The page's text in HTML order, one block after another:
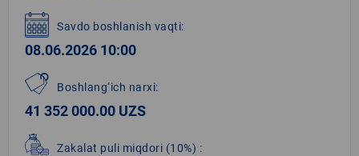
Savdo boshlanish vaqti:
08.06.2026 10:00
Boshlang‘ich narxi:
41 352 000.00 UZS
Zakalat puli miqdori (10%) :